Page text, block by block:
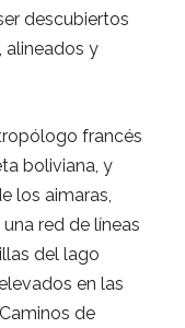
descubiertos
alineados y
francés
boliviana, y
los aimaras,
red de líneas
del lago
en las
de